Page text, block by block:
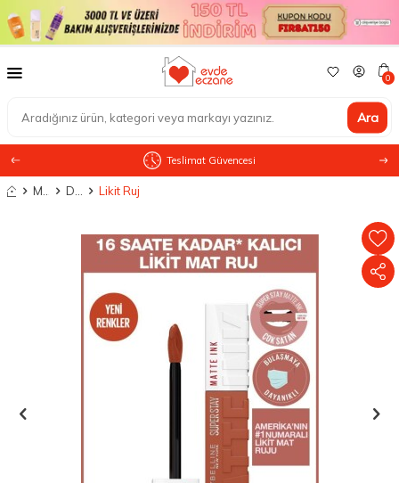
Ara
0
Teslimat Güvencesi
Anasayfa Likit Ruj